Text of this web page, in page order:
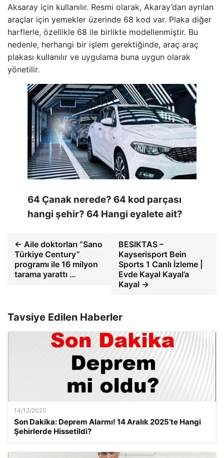
Aksaray için kullanılır. Resmi olarak, Akaray’dan ayrılan
araçlar için yemekler üzerinde 68 kod var. Plaka diğer
harflerle, özellikle 68 ile birlikte modellenmiştir. Bu
nedenle, herhangi bir işlem gerektiğinde, araç araç
plakası kullanılır ve uygulama buna uygun olarak
yönetilir.
64 Çanak nerede? 64 kod parçası
hangi şehir? 64 Hangi eyalete ait?
← Aile doktorları “Sano
Türkiye Century”
programı ile 16 milyon
tarama yarattı …
BESIKTAS –
Kayserisport Bein
Sports 1 Canlı İzleme |
Evde Kayal Kayal’a
Kayal →
Tavsiye Edilen Haberler
14/12/2025
Son Dakika: Deprem Alarmı! 14 Aralık 2025’te Hangi
Şehirlerde Hissetildi?